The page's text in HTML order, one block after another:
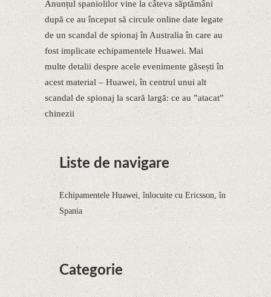
Anunțul spaniolilor vine la câteva săptămâni
după ce au început să circule online date legate
de un scandal de spionaj în Australia în care au
fost implicate echipamentele Huawei. Mai
multe detalii despre acele evenimente găsești în
acest material – Huawei, în centrul unui alt
scandal de spionaj la scară largă: ce au ”atacat”
chinezii
Liste de navigare
Echipamentele Huawei, înlocuite cu Ericsson, în
Spania
Categorie